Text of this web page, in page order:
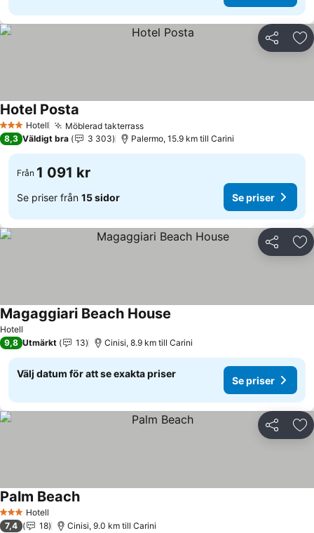
Dela
3 StjärnorHotell Möblerad takterrass
Hotel Posta
8,3 Väldigt bra 3 303 Palermo, 15.9 km till Carini
Från 1 091 kr
Se priser från 15 sidor Se priser
Dela
Hotell
Magaggiari Beach House
9,8 Utmärkt 13 Cinisi, 8.9 km till Carini
Välj datum för att se exakta priser
Se priser
Dela
3 StjärnorHotell
Palm Beach
7,4 18 Cinisi, 9.0 km till Carini